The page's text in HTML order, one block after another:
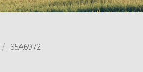
/ _S5A6972